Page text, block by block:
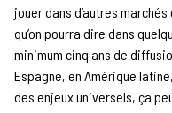
jouer dans d’autres
qu’on pourra dire dans
minimum cinq ans de
Espagne, en Amérique
des enjeux universels, ça